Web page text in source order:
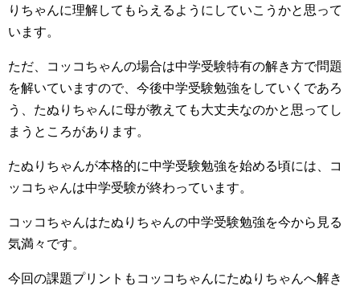
りちゃんに理解してもらえるようにしていこうかと思って
います。
ただ、コッコちゃんの場合は中学受験特有の解き方で問題
を解いていますので、今後中学受験勉強をしていくであろ
う、たぬりちゃんに母が教えても大丈夫なのかと思ってし
まうところがあります。
たぬりちゃんが本格的に中学受験勉強を始める頃には、コ
ッコちゃんは中学受験が終わっています。
コッコちゃんはたぬりちゃんの中学受験勉強を今から見る
気満々です。
今回の課題プリントもコッコちゃんにたぬりちゃんへ解き